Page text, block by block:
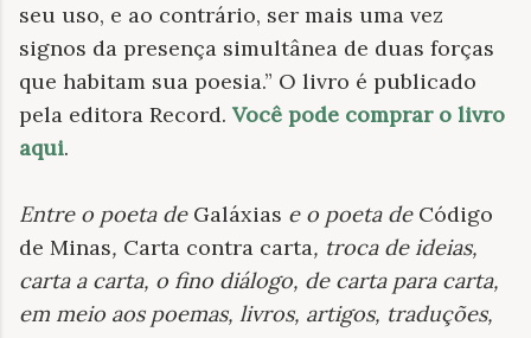
seu uso, e ao contrário, ser mais uma vez
signos da presença simultânea de duas forças
que habitam sua poesia.” O livro é publicado
pela editora Record. Você pode comprar o livro
aqui.
Entre o poeta de Galáxias e o poeta deCódigo
de Minas, Carta contra carta, troca de ideias,
carta a carta, o fino diálogo, de carta para carta,
em meio aos poemas, livros, artigos, traduções,